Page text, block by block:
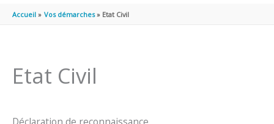
PRINCIPAL
Accueil Vos démarches Etat Civil
Etat Civil